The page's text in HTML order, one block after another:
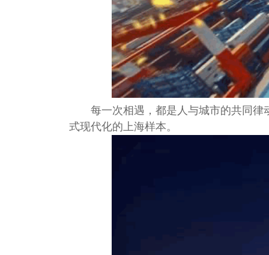
每一次相遇，都是人与城市的共同
式现代化的上海样本。